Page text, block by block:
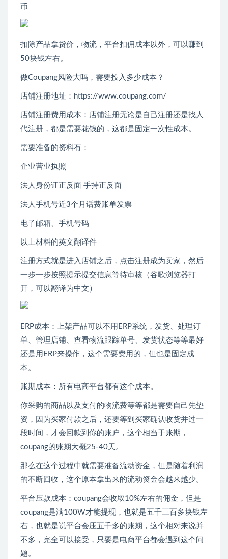
币
扣除产品拿货价，物流，平台扣佣成本以外，可以赚到
50块钱左右。
做Coupang风险大吗，需要投入多少成本？
店铺注册地址：https://www.coupang.com/
店铺注册费用成本：店铺注册无论是自己注册还是找人
代注册，都是需要花钱的，这都是固定一次性成本。
需要准备的资料有：
企业营业执照
法人身份证正反面 手持正反面
法人手机号近3个月话费账单发票
电子邮箱、手机号码
以上材料的英文翻译件
注册方式就是进入店铺之后，点击注册成为卖家，然后
一步一步按照提示提交信息等待审核（谷歌浏览器打
开，可以翻译为中文）
ERP成本：上架产品可以不用ERP系统，发货、处理订
单、管理店铺、查看物流跟踪单号、发货状态等等最好
还是用ERP来操作，这个需要费用的，但也是固定成
本。
账期成本：所有电商平台都有这个成本。
你采购的商品以及支付的物流费等等都是需要自己先垫
资，因为买家付款之后，还要等到买家确认收货并过一
段时间，才会回款到你的账户，这个相当于账期，
coupang的账期大概25-40天。
那么在这个过程中就需要准备流动资金，但是随着利润
的不断回收，这个原本拿出来的流动资金会越来越少。
平台压款成本：coupang会收取10%左右的佣金，但是
coupang是满100W才能提现，也就是五千三百多块钱左
右，也就是说平台会压五千多的账期，这个相对来说并
不多，完全可以接受，只要是电商平台都会遇到这个问
题。